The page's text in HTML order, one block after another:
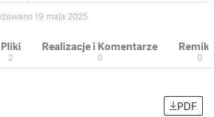
19 maja 2025
Pliki
2
Realizacje i Komentarze
0 0
PDF